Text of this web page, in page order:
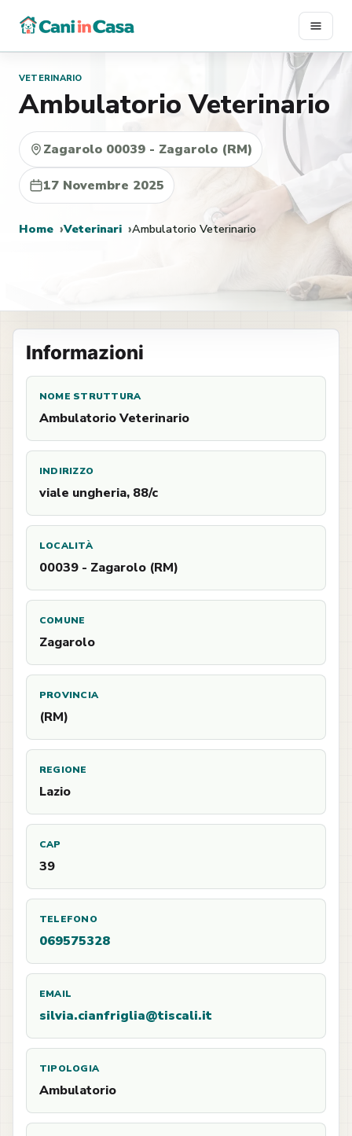
contenuto
VETERINARIO
Ambulatorio Veterinario
Zagarolo 00039 - Zagarolo (RM)
17 Novembre 2025
Home Veterinari Ambulatorio Veterinario
Informazioni
NOME STRUTTURA
Ambulatorio Veterinario
INDIRIZZO
viale ungheria, 88/c
LOCALITÀ
00039 - Zagarolo (RM)
COMUNE
Zagarolo
PROVINCIA
(RM)
REGIONE
Lazio
CAP
39
TELEFONO
069575328
EMAIL
silvia.cianfriglia@tiscali.it
TIPOLOGIA
Ambulatorio